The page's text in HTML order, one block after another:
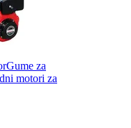
Gume za
motori za